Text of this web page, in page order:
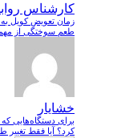
کارشناس
زمان تعویض کویل
طعم سوختگی از
خشایار
برای دستگاه‌هایی که
کرد؟ آیا فقط تغییر